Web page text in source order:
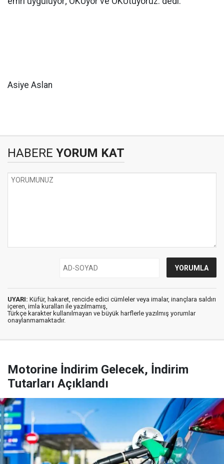
Asiye Aslan
HABERE YORUM KAT
UYARI: Küfür, hakaret, rencide edici cümleler veya imalar, inançlara saldırı
içeren, imla kuralları ile yazılmamış,
Türkçe karakter kullanılmayan ve büyük harflerle yazılmış yorumlar
onaylanmamaktadır.
Motorine İndirim Gelecek, İndirim
Tutarları Açıklandı